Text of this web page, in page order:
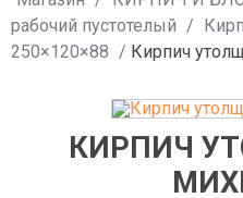
рабочий пустотелый /
250×120×88 / Кирпич
КИРПИЧ